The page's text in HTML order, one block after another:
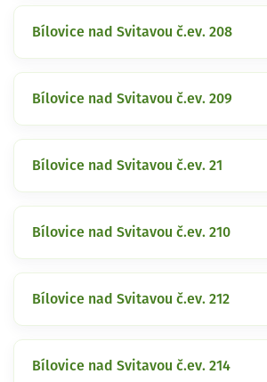
Bílovice nad Svitavou č.ev. 208
Bílovice nad Svitavou č.ev. 209
Bílovice nad Svitavou č.ev. 21
Bílovice nad Svitavou č.ev. 210
Bílovice nad Svitavou č.ev. 212
Bílovice nad Svitavou č.ev. 214